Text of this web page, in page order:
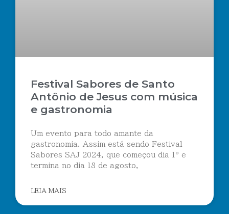
Festival Sabores de Santo
Antônio de Jesus com música
e gastronomia
Um evento para todo amante da
gastronomia. Assim está sendo Festival
Sabores SAJ 2024, que começou dia 1º e
termina no dia 18 de agosto,
LEIA MAIS